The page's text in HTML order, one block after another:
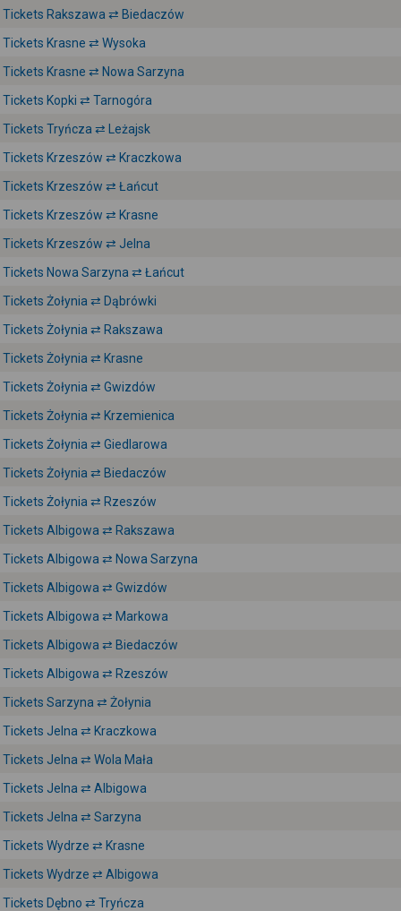
Tickets Rakszawa ⇄ Biedaczów
Tickets Krasne ⇄ Wysoka
Tickets Krasne ⇄ Nowa Sarzyna
Tickets Kopki ⇄ Tarnogóra
Tickets Tryńcza ⇄ Leżajsk
Tickets Krzeszów ⇄ Kraczkowa
Tickets Krzeszów ⇄ Łańcut
Tickets Krzeszów ⇄ Krasne
Tickets Krzeszów ⇄ Jelna
Tickets Nowa Sarzyna ⇄ Łańcut
Tickets Żołynia ⇄ Dąbrówki
Tickets Żołynia ⇄ Rakszawa
Tickets Żołynia ⇄ Krasne
Tickets Żołynia ⇄ Gwizdów
Tickets Żołynia ⇄ Krzemienica
Tickets Żołynia ⇄ Giedlarowa
Tickets Żołynia ⇄ Biedaczów
Tickets Żołynia ⇄ Rzeszów
Tickets Albigowa ⇄ Rakszawa
Tickets Albigowa ⇄ Nowa Sarzyna
Tickets Albigowa ⇄ Gwizdów
Tickets Albigowa ⇄ Markowa
Tickets Albigowa ⇄ Biedaczów
Tickets Albigowa ⇄ Rzeszów
Tickets Sarzyna ⇄ Żołynia
Tickets Jelna ⇄ Kraczkowa
Tickets Jelna ⇄ Wola Mała
Tickets Jelna ⇄ Albigowa
Tickets Jelna ⇄ Sarzyna
Tickets Wydrze ⇄ Krasne
Tickets Wydrze ⇄ Albigowa
Tickets Dębno ⇄ Tryńcza